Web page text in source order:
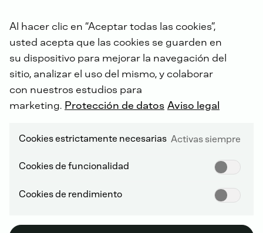
PORTAL DE SERVICIOS Y TIENDA
Servicio en línea -
noche
Al hacer clic en “Aceptar todas las cookies”,
usted acepta que las cookies se guarden en
su dispositivo para mejorar la navegación del
sitio, analizar el uso del mismo, y colaborar
con nuestros estudios para
marketing. Protección de datos Aviso legal
Cookies estrictamente necesarias Activas siempre
Cookies de funcionalidad
Cookies de rendimiento